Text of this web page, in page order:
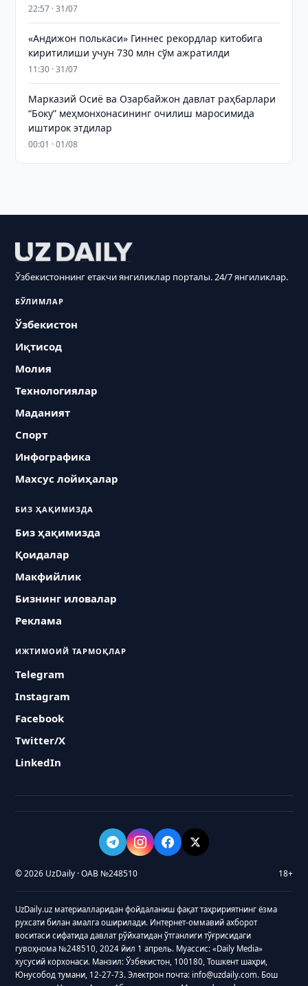
22:57 · 31/07
«Андижон полькаси» Гиннес рекордлар китобига
киритилиши учун 730 млн сўм ажратилди
11:30 · 31/07
Марказий Осиё ва Озарбайжон давлат раҳбарлари
“Боку” меҳмонхонасининг очилиш маросимида
иштирок этдилар
00:01 · 01/08
Ўзбекистоннинг етакчи янгиликлар порталы. 24/7 янгиликлар.
БЎЛИМЛАР
Ўзбекистон
Иқтисод
Молия
Технологиялар
Маданият
Спорт
Инфографика
Махсус лойиҳалар
БИЗ ҲАҚИМИЗДА
Биз ҳақимизда
Қоидалар
Макфийлик
Бизнинг иловалар
Реклама
ИЖТИМОИЙ ТАРМОҚЛАР
Telegram
Instagram
Facebook
Twitter/X
LinkedIn
© 2026 UzDaily · ОАВ №248510 18+
UzDaily.uz материалларидан фойдаланиш фақат таҳририятнинг ёзма
рухсати билан амалга оширилади. Интернет-оммавий ахборот
воситаси сифатида давлат рўйхатидан ўтганлиги тўғрисидаги
гувоҳнома №248510, 2024 йил 1 апрель. Муассис: «Daily Media»
хусусий корхонаси. Манзил: Ўзбекистон, 100180, Тошкент шаҳри,
Юнусобод тумани, 12-27-73. Электрон почта: info@uzdaily.com. Бош